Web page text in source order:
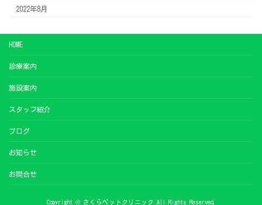
2022年8月
HOME
診療案内
施設案内
スタッフ紹介
ブログ
お知らせ
お問合せ
Copyright © さくらペットクリニック All Rights Reserved.